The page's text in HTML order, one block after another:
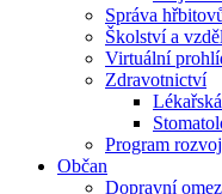
Správa
Školství a
Virtuální
Zdravotnictví
Program
Občan
Dopravní